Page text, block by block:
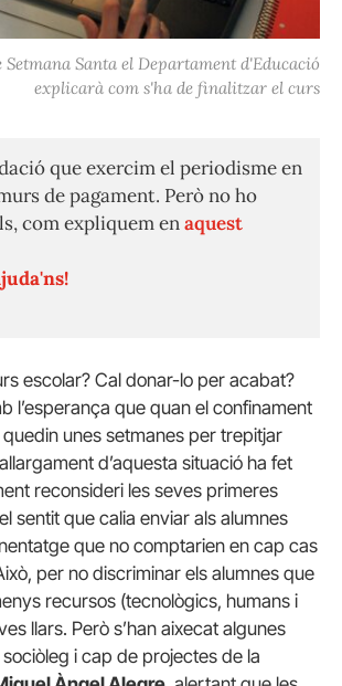
Setmana Santa el Departament d'Educació
explicarà com s'ha de finalitzar el curs
que exercim el periodisme en
de pagament. Però no ho
com expliquem enaquest
escolar? Cal donar-lo per acabat?
l’esperança que quan el confinament
quedin unes setmanes per trepitjar
d’aquesta situació ha fet
reconsideri les seves primeres
sentit que calia enviar als alumnes
que no comptarien en cap cas
per no discriminar els alumnes que
recursos (tecnològics, humans i
llars. Però s’han aixecat algunes
i cap de projectes de la